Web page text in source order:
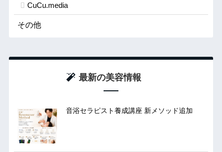
CuCu.media
その他
最新の美容情報
音浴セラピスト養成講座 新メソッド追加